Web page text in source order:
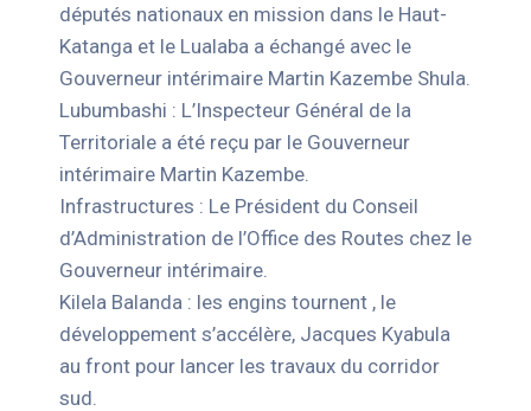
députés nationaux en mission dans le Haut-
Katanga et le Lualaba a échangé avec le
Gouverneur intérimaire Martin Kazembe Shula.
Lubumbashi : L’Inspecteur Général de la
Territoriale a été reçu par le Gouverneur
intérimaire Martin Kazembe.
Infrastructures : Le Président du Conseil
d’Administration de l’Office des Routes chez le
Gouverneur intérimaire.
Kilela Balanda : les engins tournent , le
développement s’accélère, Jacques Kyabula
au front pour lancer les travaux du corridor
sud.